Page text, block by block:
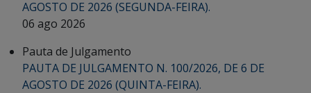
AGOSTO DE 2026 (SEGUNDA-FEIRA).
06 ago 2026
Pauta de Julgamento
PAUTA DE JULGAMENTO N. 100/2026, DE 6 DE
AGOSTO DE 2026 (QUINTA-FEIRA).